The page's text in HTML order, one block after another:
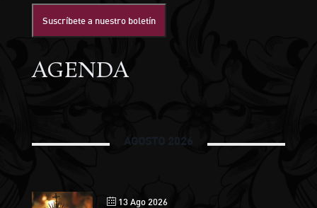
Suscríbete a nuestro boletín
AGENDA
AGOSTO 2026
13 Ago 2026